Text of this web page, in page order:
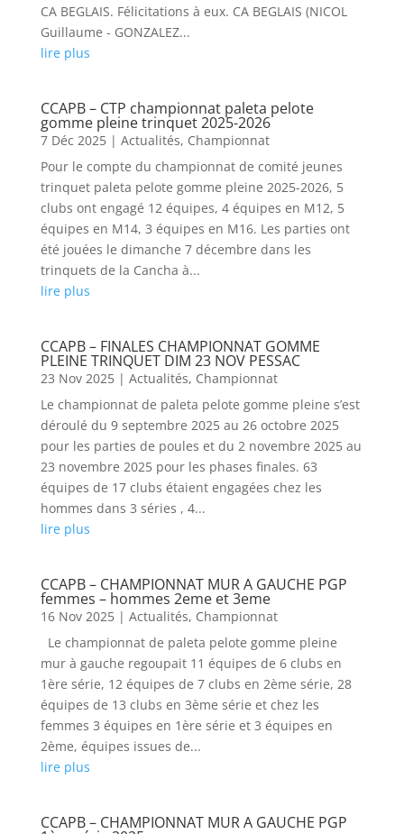
CA BEGLAIS. Félicitations à eux. CA BEGLAIS (NICOL
Guillaume - GONZALEZ...
lire plus
CCAPB – CTP championnat paleta pelote
gomme pleine trinquet 2025-2026
7 Déc 2025| Actualités, Championnat
Pour le compte du championnat de comité jeunes
trinquet paleta pelote gomme pleine 2025-2026, 5
clubs ont engagé 12 équipes, 4 équipes en M12, 5
équipes en M14, 3 équipes en M16. Les parties ont
été jouées le dimanche 7 décembre dans les
trinquets de la Cancha à...
lire plus
CCAPB – FINALES CHAMPIONNAT GOMME
PLEINE TRINQUET DIM 23 NOV PESSAC
23 Nov 2025| Actualités, Championnat
Le championnat de paleta pelote gomme pleine s’est
déroulé du 9 septembre 2025 au 26 octobre 2025
pour les parties de poules et du 2 novembre 2025 au
23 novembre 2025 pour les phases finales. 63
équipes de 17 clubs étaient engagées chez les
hommes dans 3 séries , 4...
lire plus
CCAPB – CHAMPIONNAT MUR A GAUCHE PGP
femmes – hommes 2eme et 3eme
16 Nov 2025| Actualités, Championnat
Le championnat de paleta pelote gomme pleine
mur à gauche regoupait 11 équipes de 6 clubs en
1ère série, 12 équipes de 7 clubs en 2ème série, 28
équipes de 13 clubs en 3ème série et chez les
femmes 3 équipes en 1ère série et 3 équipes en
2ème, équipes issues de...
lire plus
CCAPB – CHAMPIONNAT MUR A GAUCHE PGP